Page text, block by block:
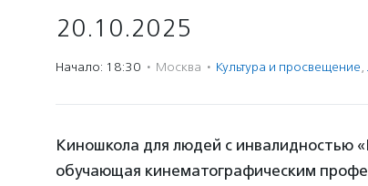
20.10.2025
Начало: 18:30 · Москва · Культура и просвещение,
Киношкола для людей с инвалидностью
обучающая кинематографическим